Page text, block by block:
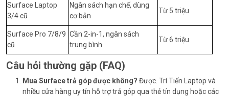
Surface Laptop
3/4 cũ
Ngân sách hạn chế, dùng
cơ bản
Từ 5 triệu
Surface Pro 7/8/9
cũ
Cần 2-in-1, ngân sách
trung bình
Từ 6 triệu
Câu hỏi thường gặp (FAQ)
Mua Surface trả góp được không? Được. Trí Tiến Laptop và
nhiều cửa hàng uy tín hỗ trợ trả góp qua thẻ tín dụng hoặc các